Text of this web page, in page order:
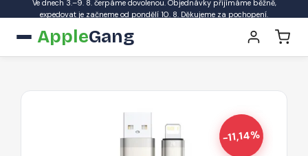
Ve dnech 3.–9. 8. čerpáme dovolenou. Objednávky přijímáme běžně,
expedovat je začneme od pondělí 10. 8. Děkujeme za pochopení.
AppleGang
-11,14%